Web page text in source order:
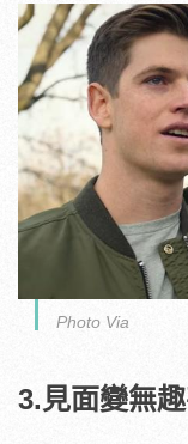
Photo Via
3.見面變無